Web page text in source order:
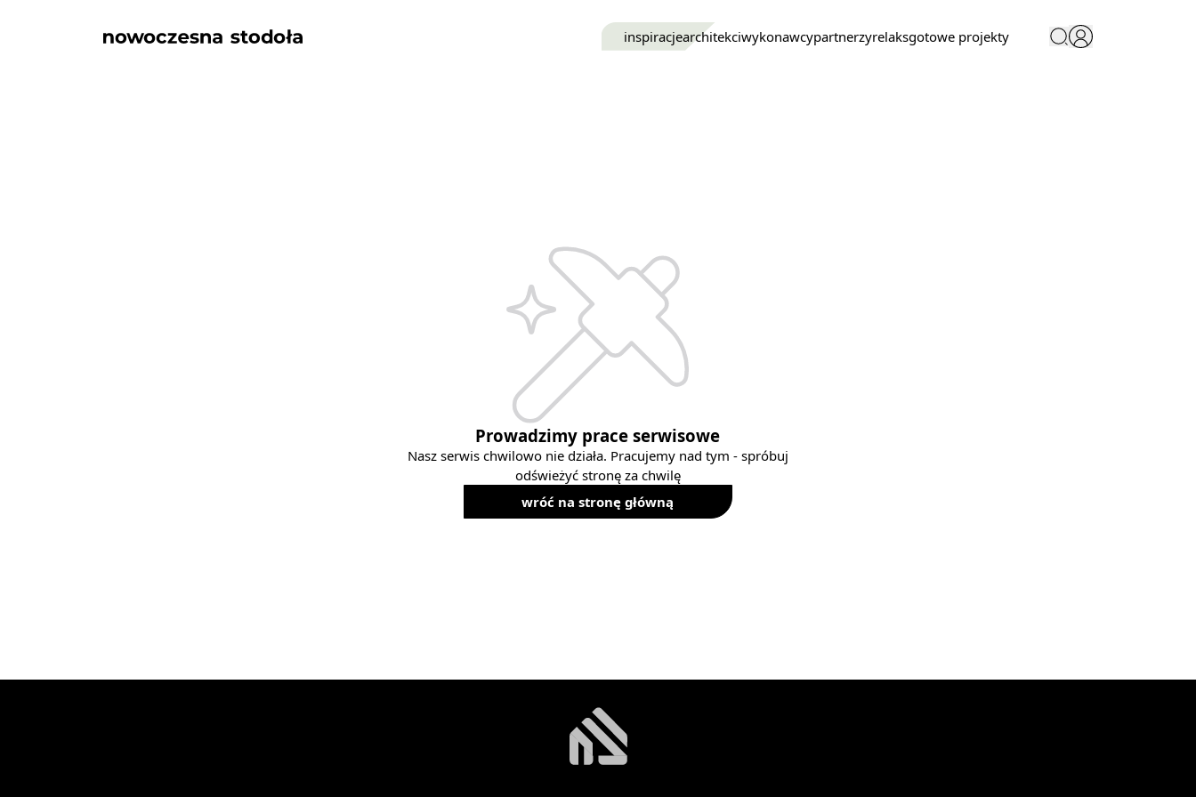
inspiracjearchitekciwykonawcypartnerzyrelaksgotowe projekty
Prowadzimy prace serwisowe
Nasz serwis chwilowo nie działa. Pracujemy nad tym - spróbuj
odświeżyć stronę za chwilę
wróć na stronę główną